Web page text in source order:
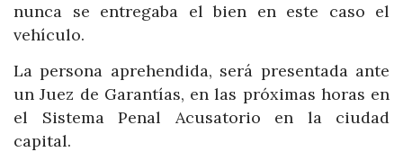
nunca se entregaba el bien en este caso el
vehículo.
La persona aprehendida, será presentada ante
un Juez de Garantías, en las próximas horas en
el Sistema Penal Acusatorio en la ciudad
capital.